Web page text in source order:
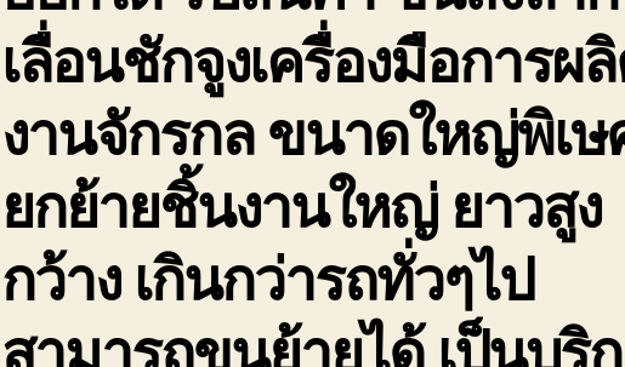
เลื่อนชักจูงเครื่องมือการผ
งานจักรกล ขนาดใหญ่พิเษ
ยกย้ายชิ้นงานใหญ่ ยาวสูง
กว้าง เกินกว่ารถทั่วๆไป
สามารถขนย้ายได้ เป็นบริ